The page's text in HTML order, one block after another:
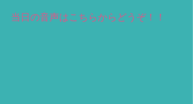
当日の音声はこちらからどうぞ！！